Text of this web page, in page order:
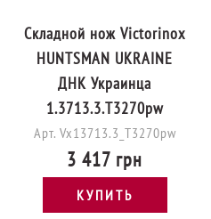
Складной нож Victorinox
HUNTSMAN UKRAINE
ДНК Украинца
1.3713.3.T3270pw
Арт. Vx13713.3_T3270pw
3 417 грн
КУПИТЬ